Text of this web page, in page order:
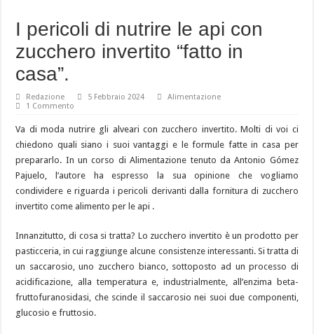
I pericoli di nutrire le api con
zucchero invertito “fatto in
casa”.
Redazione 5 Febbraio 2024
Alimentazione
1 Commento
Va di moda nutrire gli alveari con zucchero invertito. Molti di voi ci
chiedono quali siano i suoi vantaggi e le formule fatte in casa per
prepararlo. In un corso di Alimentazione tenuto da Antonio Gómez
Pajuelo, l’autore ha espresso la sua opinione che vogliamo
condividere e riguarda i pericoli derivanti dalla fornitura di zucchero
invertito come alimento per le api .
Innanzitutto, di cosa si tratta? Lo zucchero invertito è un prodotto per
pasticceria, in cui raggiunge alcune consistenze interessanti. Si tratta di
un saccarosio, uno zucchero bianco, sottoposto ad un processo di
acidificazione, alla temperatura e, industrialmente, all’enzima beta-
fruttofuranosidasi, che scinde il saccarosio nei suoi due componenti,
glucosio e fruttosio.